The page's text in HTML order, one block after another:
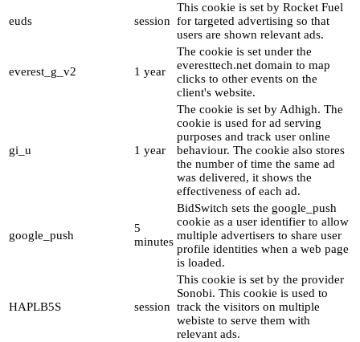
euds session
This cookie is set by Rocket Fuel
for targeted advertising so that
users are shown relevant ads.
everest_g_v2 1 year
The cookie is set under the
everesttech.net domain to map
clicks to other events on the
client's website.
gi_u 1 year
The cookie is set by Adhigh. The
cookie is used for ad serving
purposes and track user online
behaviour. The cookie also stores
the number of time the same ad
was delivered, it shows the
effectiveness of each ad.
google_push
5
minutes
BidSwitch sets the google_push
cookie as a user identifier to allow
multiple advertisers to share user
profile identities when a web page
is loaded.
HAPLB5S session
This cookie is set by the provider
Sonobi. This cookie is used to
track the visitors on multiple
webiste to serve them with
relevant ads.